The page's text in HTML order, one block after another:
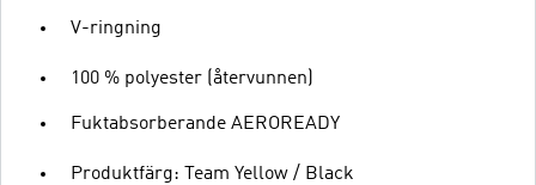
V-ringning
100 % polyester (återvunnen)
Fuktabsorberande AEROREADY
Produktfärg: Team Yellow / Black